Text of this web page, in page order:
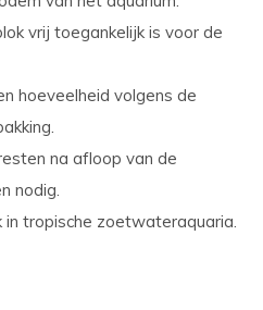
vrij toegankelijk is voor de
hoeveelheid volgens de
na afloop van de
nodig.
in tropische zoetwateraquaria.